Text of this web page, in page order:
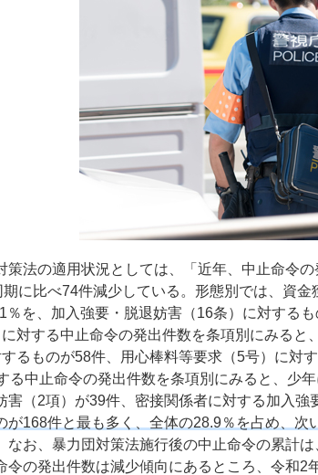
策法の適用状況としては、「近年、中止命令
に比べ74件減少している。形態別では、資
％を、加入強要・脱退妨害（16条）に対する
対する中止命令の発出件数を条項別にみる
るものが58件、用心棒料等要求（5号）に対
る中止命令の発出件数を条項別にみると、少
害（2項）が39件、密接関係者に対する加入強
が168件と最も多く、全体の28.9％を占め、
なお、暴力団対策法施行後の中止命令の累計
令の発出件数は減少傾向にあるところ、令和